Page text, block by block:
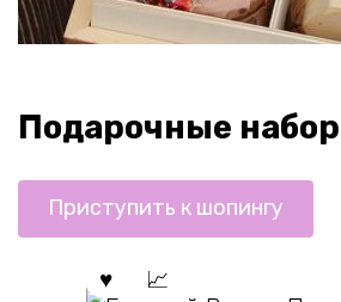
Подарочные
Приступить к шопингу